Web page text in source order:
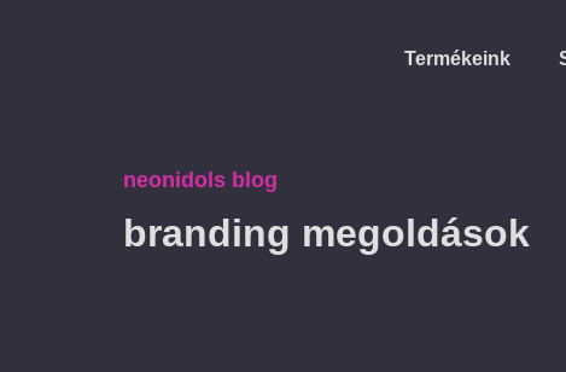
Termékeink
neonidols blog
branding megoldások